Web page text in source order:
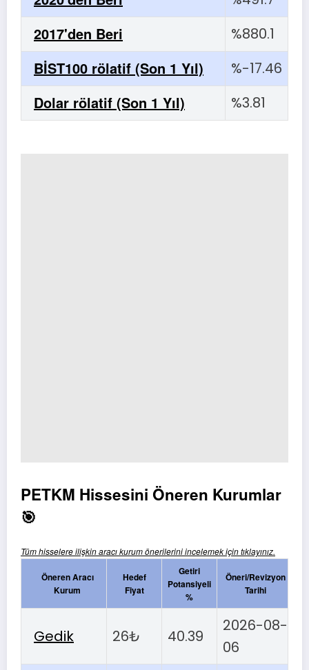
2017'den Beri %880.1
BİST100 rölatif (Son 1 Yıl) %-17.46
Dolar rölatif (Son 1 Yıl) %3.81
PETKM Hissesini Öneren Kurumlar
🎯
Tüm hisselere ilişkin aracı kurum önerilerini incelemek için tıklayınız.
Öneren Aracı
Kurum
Hedef
Fiyat
Getiri
Potansiyeli
%
Öneri/Revizyon
Tarihi
Gedik 26₺ 40.39
2026-08-
06